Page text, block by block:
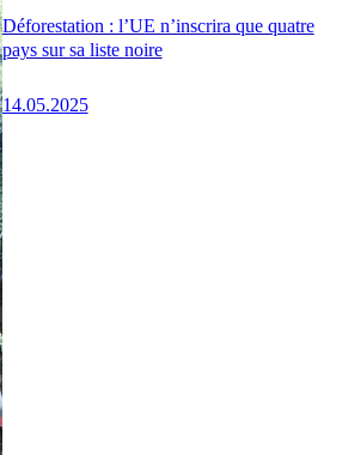
Déforestation : l’UE n’inscrira que quatre
pays sur sa liste noire
14.05.2025